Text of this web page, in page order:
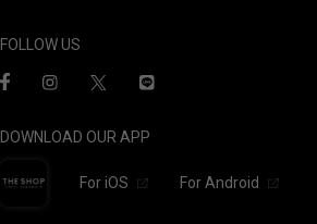
FOLLOW US
DOWNLOAD OUR APP
For iOS For Android